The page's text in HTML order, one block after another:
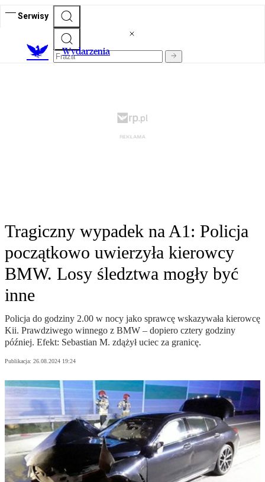
Serwisy
Wydarzenia
Tragiczny wypadek na A1: Policja
początkowo uwierzyła kierowcy
BMW. Losy śledztwa mogły być
inne
Policja do godziny 2.00 w nocy jako sprawcę wskazywała kierowcę
Kii. Prawdziwego winnego z BMW – dopiero cztery godziny
później. Efekt: Sebastian M. zdążył uciec za granicę.
Publikacja: 26.08.2024 19:24